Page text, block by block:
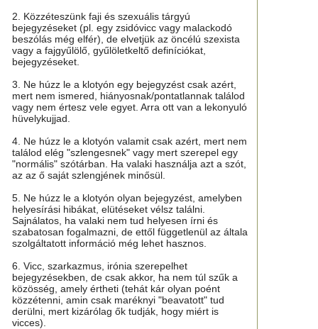
2. Közzéteszünk faji és szexuális tárgyú
bejegyzéseket (pl. egy zsidóvicc vagy malackodó
beszólás még elfér), de elvetjük az öncélú szexista
vagy a fajgyűlölő, gyűlöletkeltő definíciókat,
bejegyzéseket.
3. Ne húzz le a klotyón egy bejegyzést csak azért,
mert nem ismered, hiányosnak/pontatlannak találod
vagy nem értesz vele egyet. Arra ott van a lekonyuló
hüvelykujjad.
4. Ne húzz le a klotyón valamit csak azért, mert nem
találod elég "szlengesnek" vagy mert szerepel egy
"normális" szótárban. Ha valaki használja azt a szót,
az az ő saját szlengjének minősül.
5. Ne húzz le a klotyón olyan bejegyzést, amelyben
helyesírási hibákat, elütéseket vélsz találni.
Sajnálatos, ha valaki nem tud helyesen írni és
szabatosan fogalmazni, de ettől függetlenül az általa
szolgáltatott információ még lehet hasznos.
6. Vicc, szarkazmus, irónia szerepelhet
bejegyzésekben, de csak akkor, ha nem túl szűk a
közösség, amely értheti (tehát kár olyan poént
közzétenni, amin csak maréknyi "beavatott" tud
derülni, mert kizárólag ők tudják, hogy miért is
vicces).